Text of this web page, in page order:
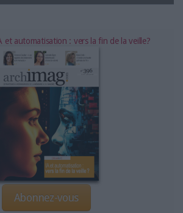
et automatisation : vers la fin de la veille?
Abonnez-vous